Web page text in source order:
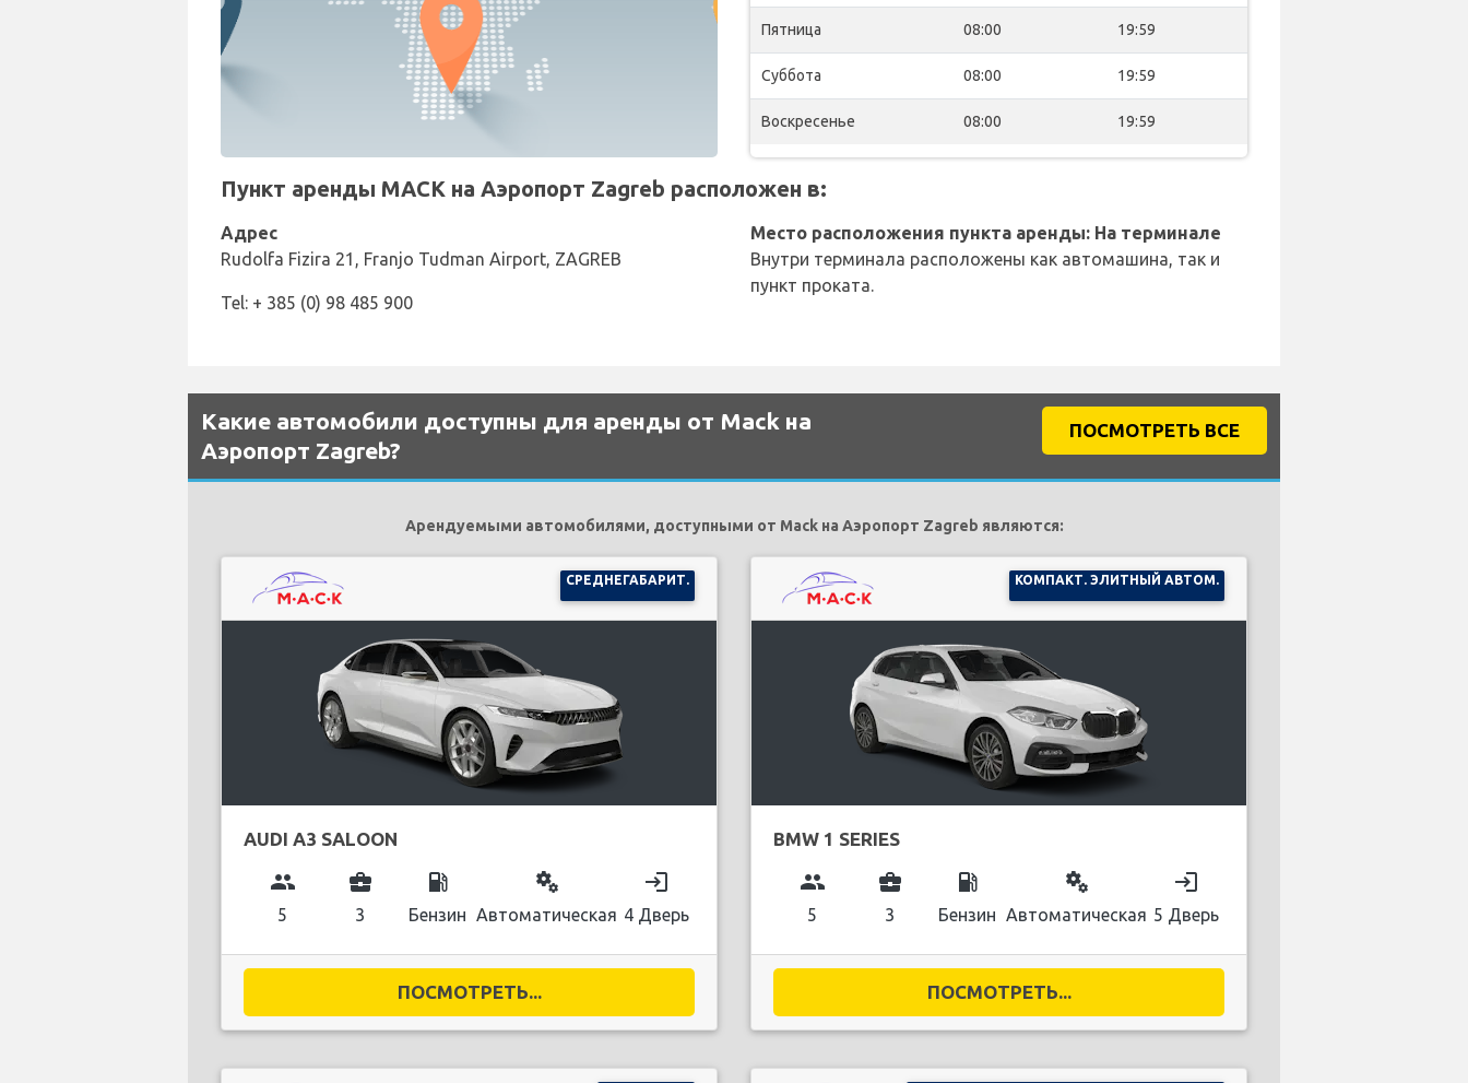
Пятница 08:00 19:59
Суббота 08:00 19:59
Воскресенье 08:00 19:59
Пункт аренды MACK на Аэропорт Zagreb расположен в:
Адрес
Rudolfa Fizira 21, Franjo Tudman Airport, ZAGREB
Tel: + 385 (0) 98 485 900
Место расположения пункта аренды: На терминале
Внутри терминала расположены как автомашина, так и
пункт проката.
Какие автомобили доступны для аренды от Mack на
Аэропорт Zagreb?
ПОСМОТРЕТЬ ВСЕ
Арендуемыми автомобилями, доступными от Mack на Аэропорт Zagreb являются:
СРЕДНЕГАБАРИТ.
AUDI A3 SALOON
group
5
business_center
3
local_gas_station
Бензин
miscellaneous_services
Автоматическая
login
4 Дверь
ПОСМОТРЕТЬ...
КОМПАКТ. ЭЛИТНЫЙ АВТОМ.
BMW 1 SERIES
group
5
business_center
3
local_gas_station
Бензин
miscellaneous_services
Автоматическая
login
5 Дверь
ПОСМОТРЕТЬ...